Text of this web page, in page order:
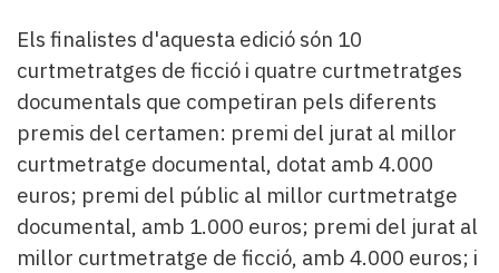
newsletter
del
Pallars
Contingut
Lo
més
llegit...
Editorial
Els finalistes d'aquesta edició són 10
curtmetratges de ficció i quatre curtmetratges
documentals que competiran pels diferents
premis del certamen: premi del jurat al millor
curtmetratge documental, dotat amb 4.000
euros; premi del públic al millor curtmetratge
documental, amb 1.000 euros; premi del jurat al
millor curtmetratge de ficció, amb 4.000 euros; i